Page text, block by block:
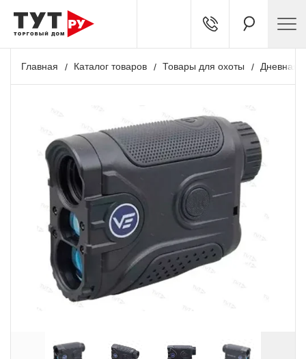
Главная Каталог товаров Товары для охоты Дневная